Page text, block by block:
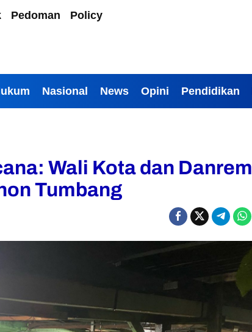
Pedoman Policy
Nasional News Opini Pendidikan
Wali Kota dan Danrem
Tumbang